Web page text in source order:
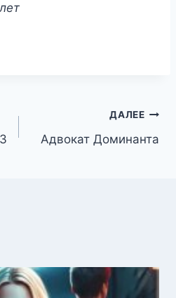
ДАЛЕЕ
Адвокат Доминанта